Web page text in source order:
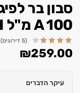
A 100 מ"ל GIGI ג'יג'י
(5 דירוגים)
₪259.00
עיקר הדברים